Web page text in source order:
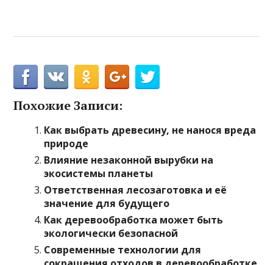
Похожие Записи:
Как выбрать древесину, не нанося вреда
природе
Влияние незаконной вырубки на
экосистемы планеты
Ответственная лесозаготовка и её
значение для будущего
Как деревообработка может быть
экологически безопасной
Современные технологии для